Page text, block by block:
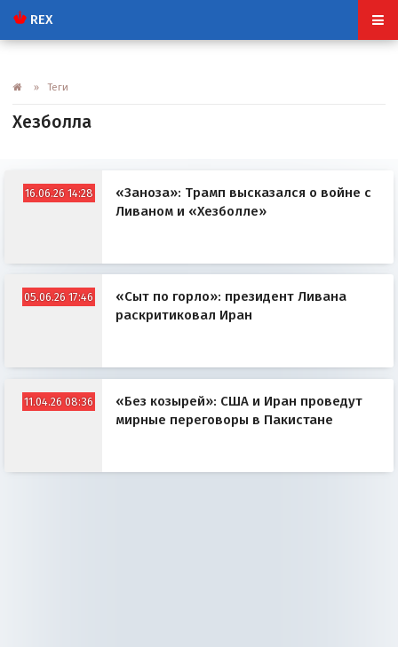
REX
» Теги
Хезболла
16.06.26 14:28
«Заноза»: Трамп высказался о войне с
Ливаном и «Хезболле»
05.06.26 17:46
«Сыт по горло»: президент Ливана
раскритиковал Иран
11.04.26 08:36
«Без козырей»: США и Иран проведут
мирные переговоры в Пакистане